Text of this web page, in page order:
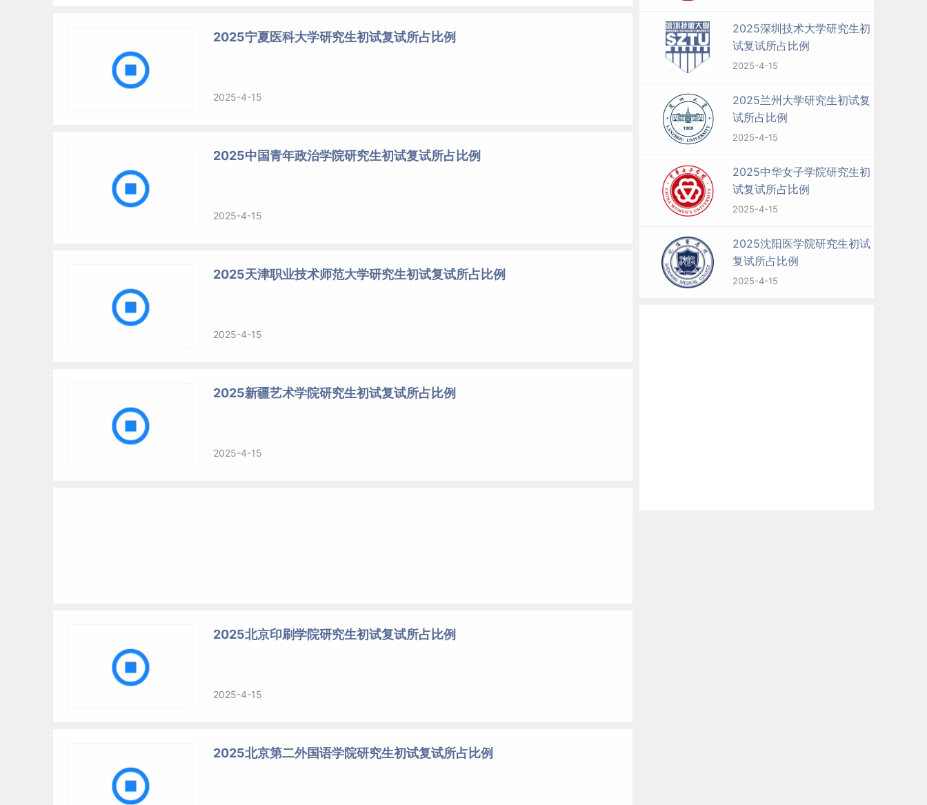
2025宁夏医科大学研究生初试复试所占比例
2025-4-15
2025中国青年政治学院研究生初试复试所占比例
2025-4-15
2025天津职业技术师范大学研究生初试复试所占比例
2025-4-15
2025新疆艺术学院研究生初试复试所占比例
2025-4-15
2025北京印刷学院研究生初试复试所占比例
2025-4-15
2025北京第二外国语学院研究生初试复试所占比例
2025深圳技术大学研究生初
试复试所占比例
2025-4-15
2025兰州大学研究生初试复
试所占比例
2025-4-15
2025中华女子学院研究生初
试复试所占比例
2025-4-15
2025沈阳医学院研究生初试
复试所占比例
2025-4-15